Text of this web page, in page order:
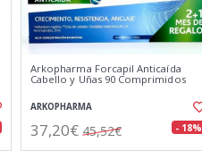
Arkopharma Forcapil Anticaída
Cabello y Uñas 90 Comprimidos
ARKOPHARMA
37,20€ 45,52€ - 18%